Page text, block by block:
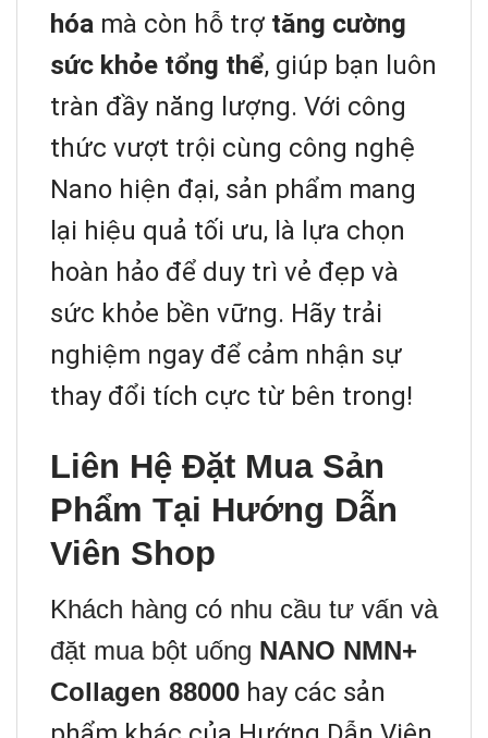
hóa mà còn hỗ trợ tăng cường
sức khỏe tổng thể, giúp bạn luôn
tràn đầy năng lượng. Với công
thức vượt trội cùng công nghệ
Nano hiện đại, sản phẩm mang
lại hiệu quả tối ưu, là lựa chọn
hoàn hảo để duy trì vẻ đẹp và
sức khỏe bền vững. Hãy trải
nghiệm ngay để cảm nhận sự
thay đổi tích cực từ bên trong!
Liên Hệ Đặt Mua Sản
Phẩm Tại Hướng Dẫn
Viên Shop
Khách hàng có nhu cầu tư vấn và
đặt mua bột uống NANO NMN+
Collagen 88000 hay các sản